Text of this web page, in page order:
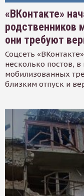
«ВКонтакте»
родственников
они требуют
Соцсеть
несколько постов,
мобилизованных
близким отпуск и